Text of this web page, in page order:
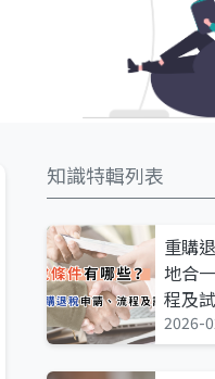
知識特輯列表
重購
地合
程及
2026-